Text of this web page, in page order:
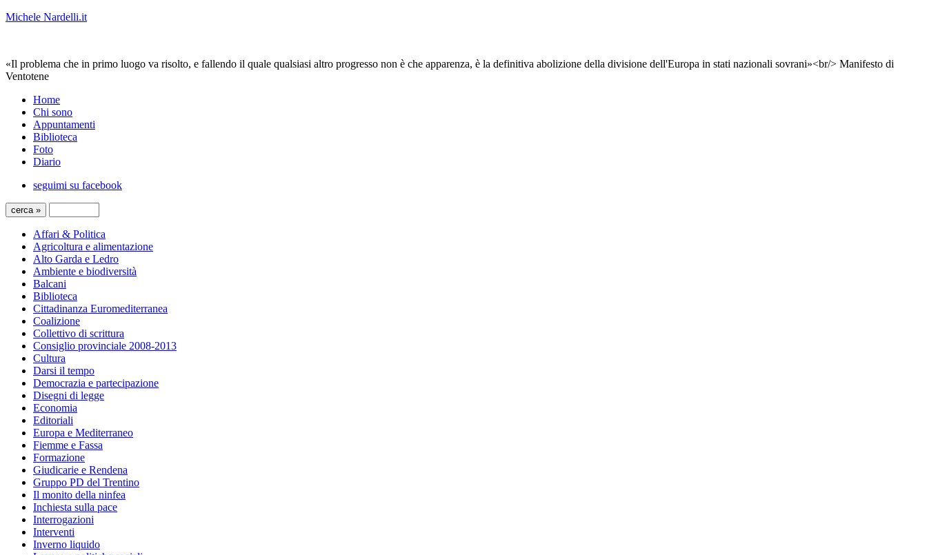
Michele Nardelli.it
«Il problema che in primo luogo va risolto, e fallendo il quale qualsiasi altro progresso non è che apparenza, è la definitiva abolizione della divisione dell'Europa in stati nazionali sovrani»<br/> Manifesto di
Ventotene
Home
Chi sono
Appuntamenti
Biblioteca
Foto
Diario
seguimi su facebook
Affari & Politica
Agricoltura e alimentazione
Alto Garda e Ledro
Ambiente e biodiversità
Balcani
Biblioteca
Cittadinanza Euromediterranea
Coalizione
Collettivo di scrittura
Consiglio provinciale 2008-2013
Cultura
Darsi il tempo
Democrazia e partecipazione
Disegni di legge
Economia
Editoriali
Europa e Mediterraneo
Fiemme e Fassa
Formazione
Giudicarie e Rendena
Gruppo PD del Trentino
Il monito della ninfea
Inchiesta sulla pace
Interrogazioni
Interventi
Inverno liquido